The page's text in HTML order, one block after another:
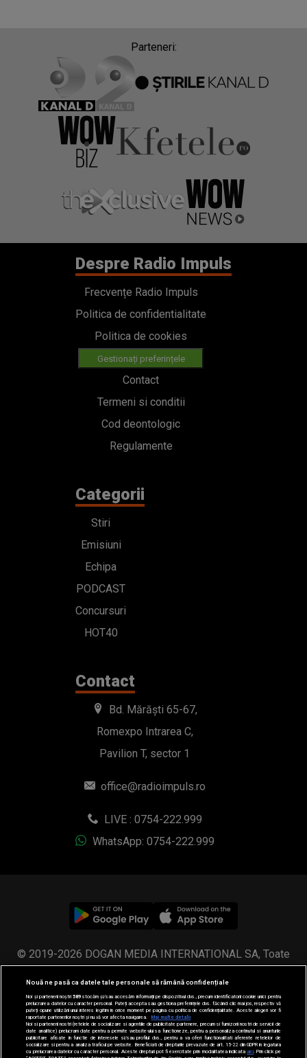
Parteneri:
Despre Radio Impuls
Frecvențe Radio Impuls
Politica de confidentialitate
Politica de cookies
Gestionați preferințele
Contact
Termeni si conditii
Cod deontologic
Regulamente
Categorii
Stiri
Emisiuni
Echipa
PODCAST
Concursuri
HOT40
Contact
Bd. Mărăști 65-67,
Romexpo Intrarea C,
Pavilion T, sector 1
office@radioimpuls.ro
LIVE : 0754-222.999
WhatsApp: 0754-222.999
© 2019-2026 DOGAN MEDIA INTERNATIONAL SA, Toate
drepturile rezervate.
Nouă ne pasă ca datele tale personale să rămână confidențiale
Noi și partenerii noștri589stocăm și/sau accesăm informații pe dispozitivul dvs., precum identificatorii cookie unici pentru
prelucrarea datelor cu caracter personal. Puteți accepta sau gestiona preferințele dvs. făcând clic mai jos, respectiv vă
puteți opune utilizării unui interes legitim în orice moment pe pagina cu politica de confidențialitate. Aceste alegeri vor fi
raportate partenerilor noștri și nu vă vor afecta navigarea.
Mai multe detalii
Noi si partenerii nostri (retelele de socializare si agentiile de publicitate partenere, precum si furnizorii nostri de servicii de
date analitice) prelucram date pentru a permite website-ului sa functioneze, pentru a personaliza continutul si anunturile
publicitare afisate in functie de interesele si/sau profilul dvs., pentru a va oferi functionalitati aferente retelelor de
socializare si pentru a analiza traficul pe website. Beneficiati de drepturile prevazute de art. 15-22 din GDPR in legatura
cu prelucrarea datelor cu caracter personal. Aceste drepturi pot fi exercitate prin modalitatea indicataaici . Prin click pe